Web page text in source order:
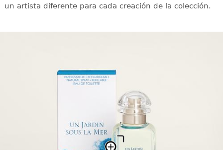
un artista diferente para cada creación de la colección.